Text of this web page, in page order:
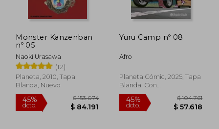
dcto. $ 55.652
45%
dcto. $
Monster Kanzenban
nº 05
Naoki Urasawa
(12)
Planeta, 2010, Tapa
Blanda, Nuevo
Yuru Camp nº 08
Afro
Planeta Cómic, 2025, Tapa
Blanda. Con
Sobrecubierta, Nuevo